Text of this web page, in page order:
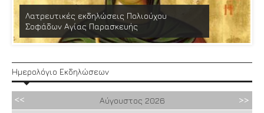
Λατρευτικές εκδηλώσεις Πολιούχου
Σοφάδων Αγίας Παρασκευής
Ημερολόγιο Εκδηλώσεων
Αύγουστος 2026